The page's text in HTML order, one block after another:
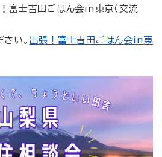
富士吉田ごはん会in東京（交流
い。 出張！富士吉田ごはん会in東